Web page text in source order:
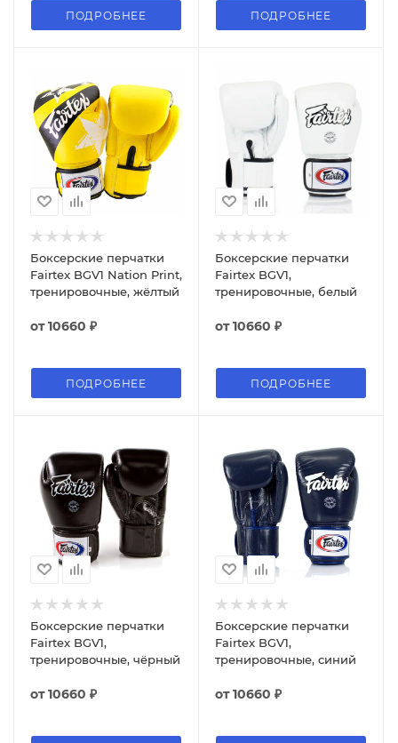
ПОДРОБНЕЕ ПОДРОБНЕЕ
Боксерские перчатки
Fairtex BGV1 Nation Print,
тренировочные, жёлтый
от10660 ₽
ПОДРОБНЕЕ
Боксерские перчатки
Fairtex BGV1,
тренировочные, белый
от10660 ₽
ПОДРОБНЕЕ
Боксерские перчатки
Fairtex BGV1,
тренировочные, чёрный
от10660 ₽
Боксерские перчатки
Fairtex BGV1,
тренировочные, синий
от10660 ₽